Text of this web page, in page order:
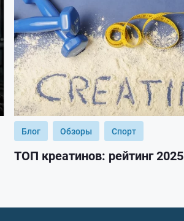
Блог Обзоры Спорт
ТОП креатинов: рейтинг 2025